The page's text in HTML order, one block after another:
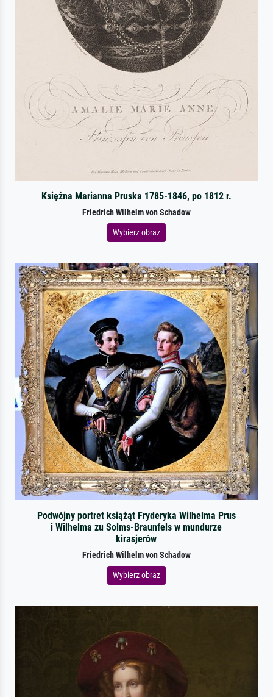
Księżna Marianna Pruska 1785-1846, po 1812 r.
Friedrich Wilhelm von Schadow
Wybierz obraz
Podwójny portret książąt Fryderyka Wilhelma Prus
i Wilhelma zu Solms-Braunfels w mundurze
kirasjerów
Friedrich Wilhelm von Schadow
Wybierz obraz